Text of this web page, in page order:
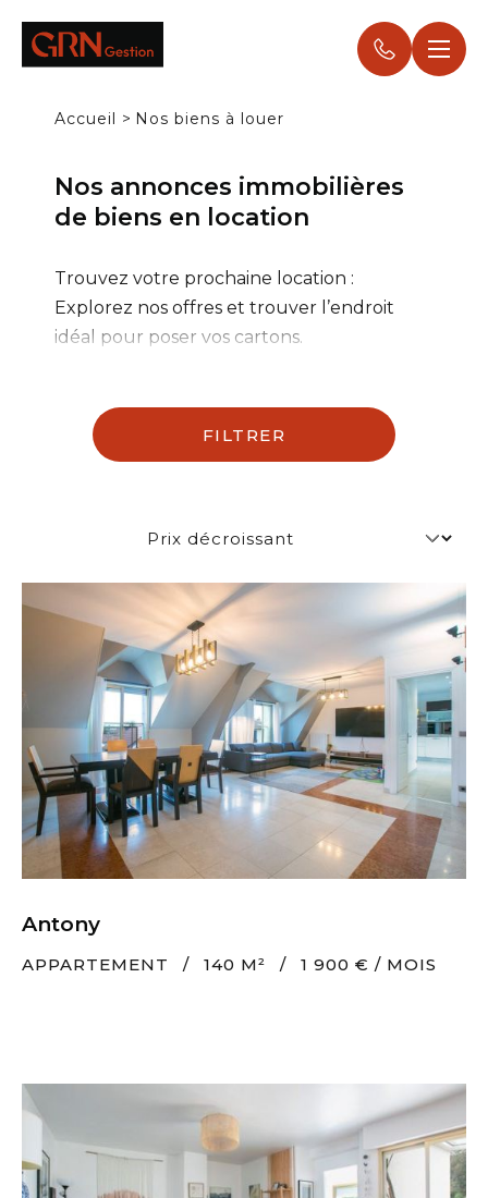
Accueil > Nos biens à louer
Nos annonces immobilières
de biens en location
Trouvez votre prochaine location :
Explorez nos offres et trouver l’endroit
idéal pour poser vos cartons.
FILTRER
Antony
APPARTEMENT / 140 M² / 1 900 € / MOIS